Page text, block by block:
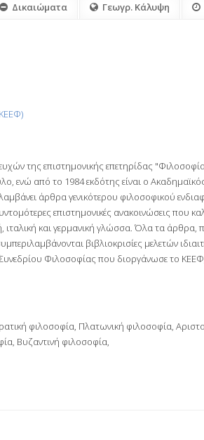
Δικαιώματα Γεωγρ. Κάλυψη
της επιστημονικής επετηρίδας
από το 1984 εκδότης είναι ο
άρθρα γενικότερου φιλοσοφικού
επιστημονικές ανακοινώσεις που
ιταλική και γερμανική γλώσσα. Όλα τα
βιβλιοκρισίες μελετών
Φιλοσοφίας που διοργάνωσε το
φιλοσοφία, Πλατωνική φιλοσοφία,
Βυζαντινή φιλοσοφία,